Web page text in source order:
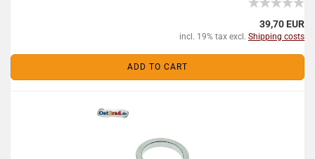
39,70 EUR
incl. 19% tax excl. Shipping costs
ADD TO CART